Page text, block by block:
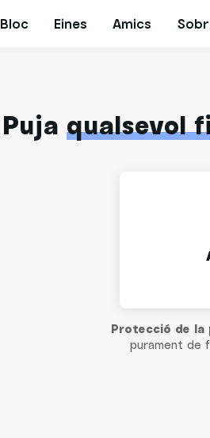
Bloc Eines Amics
Puja qualsevol
Protecció de la
purament de